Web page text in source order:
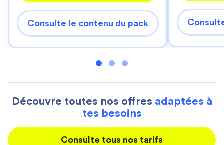
Consulte le contenu du pack
Découvre toutes nos offres adaptées à
tes besoins
Consulte tous nos tarifs